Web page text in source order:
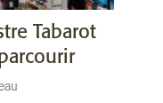
Tabarot